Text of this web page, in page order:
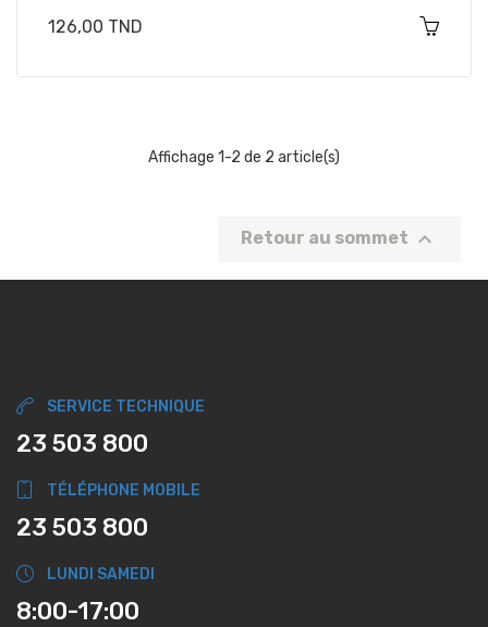
Prix
126,00 TND
Affichage 1-2 de 2 article(s)
Retour au sommet 
SERVICE TECHNIQUE
23 503 800
TÉLÉPHONE MOBILE
23 503 800
LUNDI SAMEDI
8:00-17:00